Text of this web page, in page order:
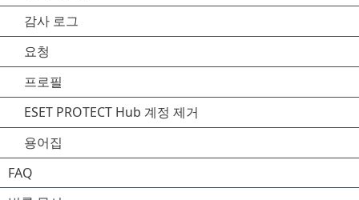
감사 로그
요청
프로필
ESET PROTECT Hub 계정 제거
용어집
FAQ